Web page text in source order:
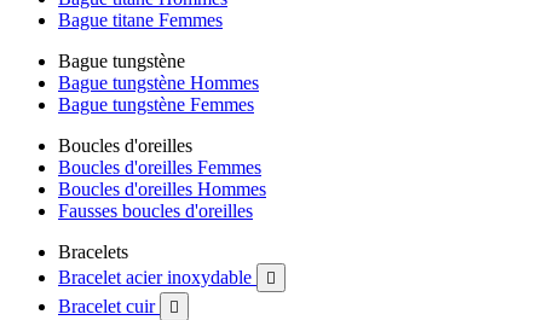
Bague titane Femmes
Bague tungstène
Bague tungstène Hommes
Bague tungstène Femmes
Boucles d'oreilles
Boucles d'oreilles Femmes
Boucles d'oreilles Hommes
Fausses boucles d'oreilles
Bracelets
Bracelet acier inoxydable

Bracelet cuir 